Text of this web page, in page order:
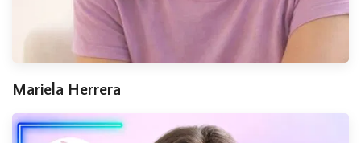
Mariela Herrera